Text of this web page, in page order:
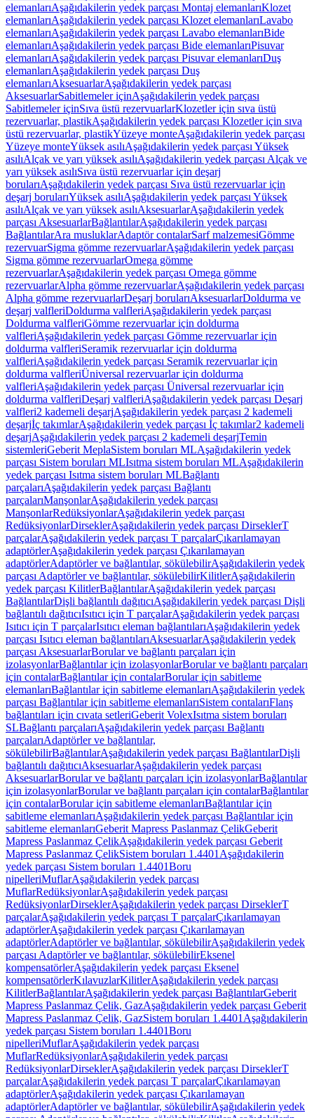
elemanlarıAşağıdakilerin yedek parçası Montaj elemanlarıKlozet
elemanlarıAşağıdakilerin yedek parçası Klozet elemanlarıLavabo
elemanlarıAşağıdakilerin yedek parçası Lavabo elemanlarıBide
elemanlarıAşağıdakilerin yedek parçası Bide elemanlarıPisuvar
elemanlarıAşağıdakilerin yedek parçası Pisuvar elemanlarıDuş
elemanlarıAşağıdakilerin yedek parçası Duş
elemanlarıAksesuarlarAşağıdakilerin yedek parçası
AksesuarlarSabitlemeler içinAşağıdakilerin yedek parçası
Sabitlemeler içinSıva üstü rezervuarlarKlozetler için sıva üstü
rezervuarlar, plastikAşağıdakilerin yedek parçası Klozetler için sıva
üstü rezervuarlar, plastikYüzeye monteAşağıdakilerin yedek parçası
Yüzeye monteYüksek asılıAşağıdakilerin yedek parçası Yüksek
asılıAlçak ve yarı yüksek asılıAşağıdakilerin yedek parçası Alçak ve
yarı yüksek asılıSıva üstü rezervuarlar için deşarj
borularıAşağıdakilerin yedek parçası Sıva üstü rezervuarlar için
deşarj borularıYüksek asılıAşağıdakilerin yedek parçası Yüksek
asılıAlçak ve yarı yüksek asılıAksesuarlarAşağıdakilerin yedek
parçası AksesuarlarBağlantılarAşağıdakilerin yedek parçası
BağlantılarAra musluklarAdaptör contalarSarf malzemesiGömme
rezervuarSigma gömme rezervuarlarAşağıdakilerin yedek parçası
Sigma gömme rezervuarlarOmega gömme
rezervuarlarAşağıdakilerin yedek parçası Omega gömme
rezervuarlarAlpha gömme rezervuarlarAşağıdakilerin yedek parçası
Alpha gömme rezervuarlarDeşarj borularıAksesuarlarDoldurma ve
deşarj valfleriDoldurma valfleriAşağıdakilerin yedek parçası
Doldurma valfleriGömme rezervuarlar için doldurma
valfleriAşağıdakilerin yedek parçası Gömme rezervuarlar için
doldurma valfleriSeramik rezervuarlar için doldurma
valfleriAşağıdakilerin yedek parçası Seramik rezervuarlar için
doldurma valfleriÜniversal rezervuarlar için doldurma
valfleriAşağıdakilerin yedek parçası Üniversal rezervuarlar için
doldurma valfleriDeşarj valfleriAşağıdakilerin yedek parçası Deşarj
valfleri2 kademeli deşarjAşağıdakilerin yedek parçası 2 kademeli
deşarjİç takımlarAşağıdakilerin yedek parçası İç takımlar2 kademeli
deşarjAşağıdakilerin yedek parçası 2 kademeli deşarjTemin
sistemleriGeberit MeplaSistem boruları MLAşağıdakilerin yedek
parçası Sistem boruları MLIsıtma sistem boruları MLAşağıdakilerin
yedek parçası Isıtma sistem boruları MLBağlantı
parçalarıAşağıdakilerin yedek parçası Bağlantı
parçalarıManşonlarAşağıdakilerin yedek parçası
ManşonlarRedüksiyonlarAşağıdakilerin yedek parçası
RedüksiyonlarDirseklerAşağıdakilerin yedek parçası DirseklerT
parçalarAşağıdakilerin yedek parçası T parçalarÇıkarılamayan
adaptörlerAşağıdakilerin yedek parçası Çıkarılamayan
adaptörlerAdaptörler ve bağlantılar, sökülebilirAşağıdakilerin yedek
parçası Adaptörler ve bağlantılar, sökülebilirKilitlerAşağıdakilerin
yedek parçası KilitlerBağlantılarAşağıdakilerin yedek parçası
BağlantılarDişli bağlantılı dağıtıcıAşağıdakilerin yedek parçası Dişli
bağlantılı dağıtıcıIsıtıcı için T parçalarAşağıdakilerin yedek parçası
Isıtıcı için T parçalarIsıtıcı eleman bağlantılarıAşağıdakilerin yedek
parçası Isıtıcı eleman bağlantılarıAksesuarlarAşağıdakilerin yedek
parçası AksesuarlarBorular ve bağlantı parçaları için
izolasyonlarBağlantılar için izolasyonlarBorular ve bağlantı parçaları
için contalarBağlantılar için contalarBorular için sabitleme
elemanlarıBağlantılar için sabitleme elemanlarıAşağıdakilerin yedek
parçası Bağlantılar için sabitleme elemanlarıSistem contalarıFlanş
bağlantıları için cıvata setleriGeberit VolexIsıtma sistem boruları
SLBağlantı parçalarıAşağıdakilerin yedek parçası Bağlantı
parçalarıAdaptörler ve bağlantılar,
sökülebilirBağlantılarAşağıdakilerin yedek parçası BağlantılarDişli
bağlantılı dağıtıcıAksesuarlarAşağıdakilerin yedek parçası
AksesuarlarBorular ve bağlantı parçaları için izolasyonlarBağlantılar
için izolasyonlarBorular ve bağlantı parçaları için contalarBağlantılar
için contalarBorular için sabitleme elemanlarıBağlantılar için
sabitleme elemanlarıAşağıdakilerin yedek parçası Bağlantılar için
sabitleme elemanlarıGeberit Mapress Paslanmaz ÇelikGeberit
Mapress Paslanmaz ÇelikAşağıdakilerin yedek parçası Geberit
Mapress Paslanmaz ÇelikSistem boruları 1.4401 Aşağıdakilerin
yedek parçası Sistem boruları 1.4401Boru
nipelleriMuflarAşağıdakilerin yedek parçası
MuflarRedüksiyonlarAşağıdakilerin yedek parçası
RedüksiyonlarDirseklerAşağıdakilerin yedek parçası DirseklerT
parçalarAşağıdakilerin yedek parçası T parçalarÇıkarılamayan
adaptörlerAşağıdakilerin yedek parçası Çıkarılamayan
adaptörlerAdaptörler ve bağlantılar, sökülebilirAşağıdakilerin yedek
parçası Adaptörler ve bağlantılar, sökülebilirEksenel
kompensatörlerAşağıdakilerin yedek parçası Eksenel
kompensatörlerKılavuzlarKilitlerAşağıdakilerin yedek parçası
KilitlerBağlantılarAşağıdakilerin yedek parçası BağlantılarGeberit
Mapress Paslanmaz Çelik, GazAşağıdakilerin yedek parçası Geberit
Mapress Paslanmaz Çelik, GazSistem boruları 1.4401 Aşağıdakilerin
yedek parçası Sistem boruları 1.4401Boru
nipelleriMuflarAşağıdakilerin yedek parçası
MuflarRedüksiyonlarAşağıdakilerin yedek parçası
RedüksiyonlarDirseklerAşağıdakilerin yedek parçası DirseklerT
parçalarAşağıdakilerin yedek parçası T parçalarÇıkarılamayan
adaptörlerAşağıdakilerin yedek parçası Çıkarılamayan
adaptörlerAdaptörler ve bağlantılar, sökülebilirAşağıdakilerin yedek